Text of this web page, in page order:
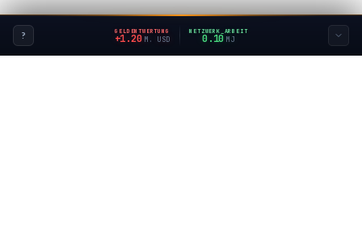
? GELDENTWERTUNG
+1.42 M. USD
NETZWERK_ARBEIT
0.12 MJ